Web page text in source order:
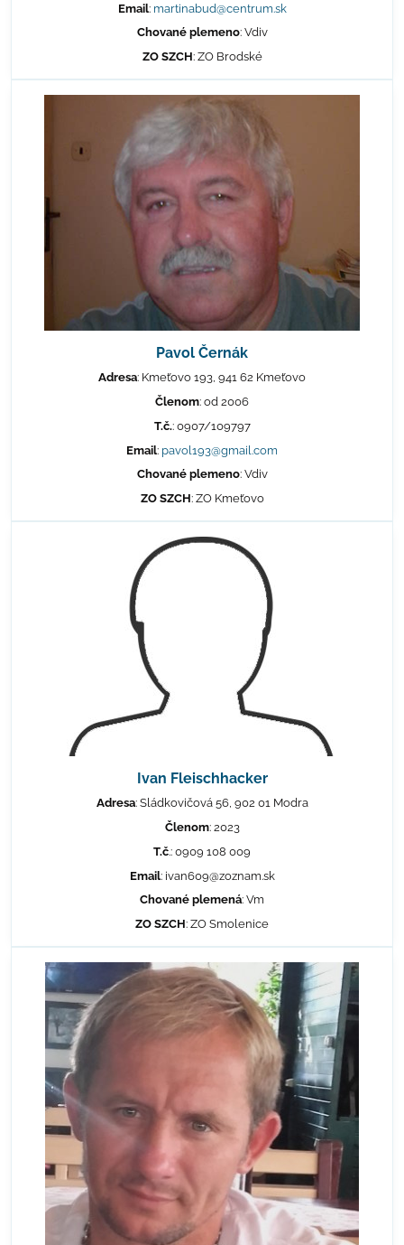
Email: martinabud@centrum.sk
Chované plemeno: Vdiv
ZO SZCH: ZO Brodské
Pavol Černák
Adresa: Kmeťovo 193, 941 62 Kmeťovo
Členom: od 2006
T.č.: 0907/109797
Email: pavol193@gmail.com
Chované plemeno: Vdiv
ZO SZCH: ZO Kmeťovo
Ivan Fleischhacker
Adresa: Sládkovičová 56, 902 01 Modra
Členom: 2023
T.č.: 0909 108 009
Email: ivan609@zoznam.sk
Chované plemená: Vm
ZO SZCH: ZO Smolenice